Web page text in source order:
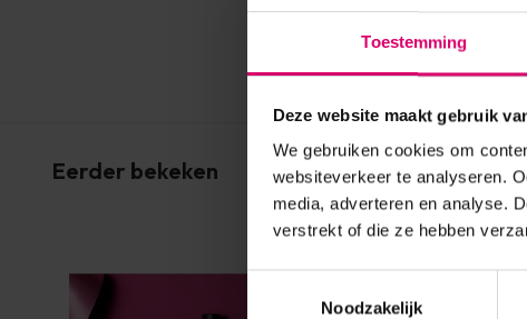
Toestemming
Deze website maakt gebruik
We gebruiken cookies om
websiteverkeer te analyseren.
media, adverteren en analyse.
verstrekt of die ze hebben
Noodzakelijk
Eerder bekeken